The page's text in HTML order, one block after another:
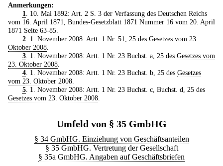
Anmerkungen:
1
. 10. Mai 1892: Art. 2 S. 3 der Verfassung des Deutschen Reichs
vom 16. April 1871, Bundes-Gesetzblatt 1871 Nummer 16 vom 20. April
1871 Seite 63-85.
2. 1. November 2008: Artt. 1 Nr. 51, 25 des Gesetzes vom 23.
Oktober 2008
3. 1. November 2008: Artt. 1 Nr. 23 Buchst. a, 25 des Gesetzes vom
23. Oktober 2008
4. 1. November 2008: Artt. 1 Nr. 23 Buchst. b, 25 des Gesetzes
vom 23. Oktober 2008
5. 1. November 2008: Artt. 1 Nr. 23 Buchst. c, Buchst. d, 25 des
Gesetzes vom 23. Oktober 2008
Umfeld von § 35 GmbHG
§ 34 GmbHG. Einziehung von Geschäftsanteilen
§ 35 GmbHG. Vertretung der Gesellschaft
§ 35a GmbHG. Angaben auf Geschäftsbriefen